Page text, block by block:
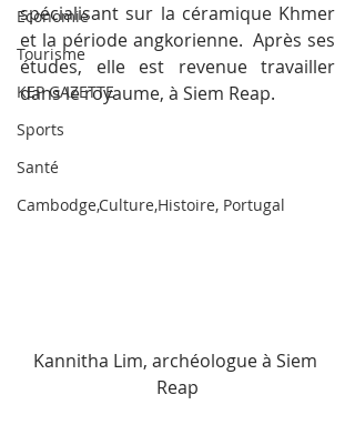
Economie
Tourisme
KEP GAZETTE
Sports
Santé
Cambodge,Culture,Histoire, Portugal
spécialisant sur la céramique Khmer
et la période angkorienne.  Après ses
études, elle est revenue travailler
dans le royaume, à Siem Reap.
Kannitha Lim, archéologue à Siem
Reap